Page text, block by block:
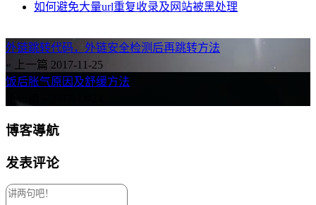
如何避免大量url重复收录及网站被黑处理
外链跳转代码，外链安全检测后再跳转方法
« 上一篇 2017-11-25
饭后胀气原因及舒缓方法
博客導航
发表评论